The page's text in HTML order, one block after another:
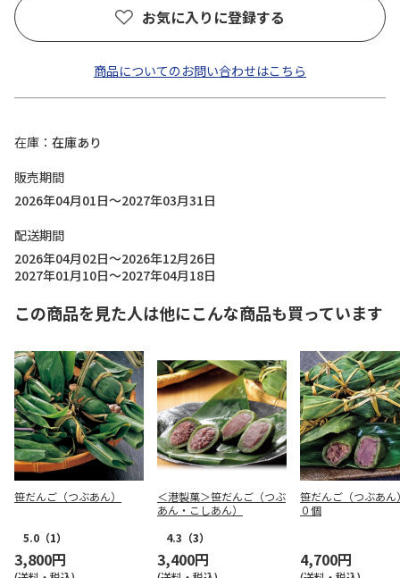
お気に入りに登録する
商品についてのお問い合わせはこちら
在庫
在庫あり
販売期間
2026年04月01日～2027年03月31日
配送期間
2026年04月02日～2026年12月26日
2027年01月10日～2027年04月18日
この商品を見た人は他にこんな商品も買っています
笹だんご（つぶあん）
5.0 （1）
3,800円
＜港製菓＞笹だんご（つぶ
あん・こしあん）
4.3 （3）
3,400円
笹だんご（つぶあ
０個
4,700円